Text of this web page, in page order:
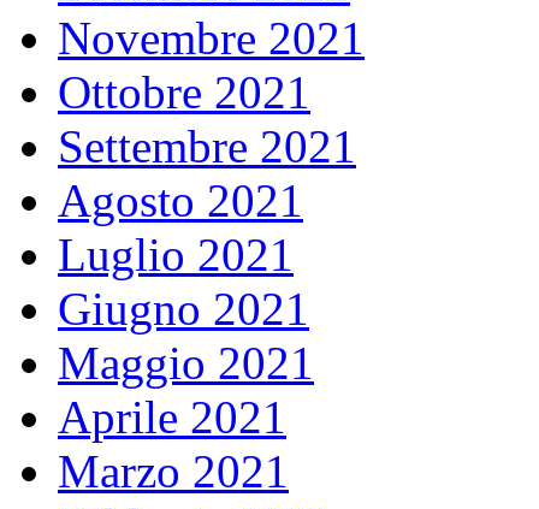
Novembre 2021
Ottobre 2021
Settembre 2021
Agosto 2021
Luglio 2021
Giugno 2021
Maggio 2021
Aprile 2021
Marzo 2021